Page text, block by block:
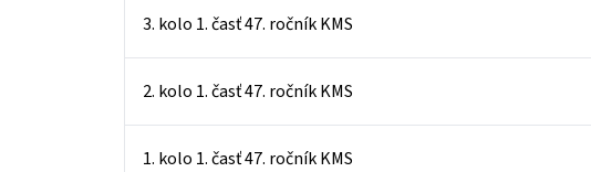
3. kolo 1. časť 47. ročník KMS
2. kolo 1. časť 47. ročník KMS
1. kolo 1. časť 47. ročník KMS